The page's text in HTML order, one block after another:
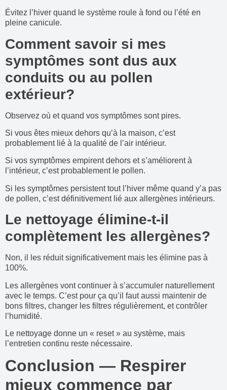
Évitez l’hiver quand le système roule à fond ou l’été en
pleine canicule.
Comment savoir si mes
symptômes sont dus aux
conduits ou au pollen
extérieur?
Observez où et quand vos symptômes sont pires.
Si vous êtes mieux dehors qu’à la maison, c’est
probablement lié à la qualité de l’air intérieur.
Si vos symptômes empirent dehors et s’améliorent à
l’intérieur, c’est probablement le pollen.
Si les symptômes persistent tout l’hiver même quand y’a pas
de pollen, c’est définitivement lié aux allergènes intérieurs.
Le nettoyage élimine-t-il
complètement les allergènes?
Non, il les réduit significativement mais les élimine pas à
100%.
Les allergènes vont continuer à s’accumuler naturellement
avec le temps. C’est pour ça qu’il faut aussi maintenir de
bons filtres, changer les filtres régulièrement, et contrôler
l’humidité.
Le nettoyage donne un « reset » au système, mais
l’entretien continu reste nécessaire.
Conclusion — Respirer
mieux commence par